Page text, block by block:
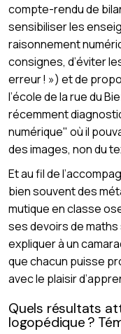
compte-rendu de
sensibiliser les
raisonnement
consignes, d’éviter
erreur ! ») et de
l’école de la rue du
récemment
numérique" où il
des images, non du
Et au fil de
bien souvent des
mutique en classe
ses devoirs de
expliquer à un
que chacun puisse
avec le plaisir
Quels résultats
logopédique ?